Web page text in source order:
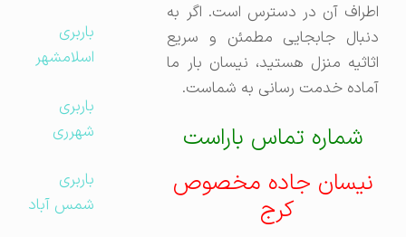
اطراف آن در دسترس است. اگر به
دنبال جابجایی مطمئن و سریع
اثاثیه منزل هستید، نیسان بار ما
آماده خدمت رسانی به شماست.
شماره تماس باراست
نیسان جاده مخصوص
کرج
باربری
اسلامشهر
باربری
شهرری
باربری
شمس آباد